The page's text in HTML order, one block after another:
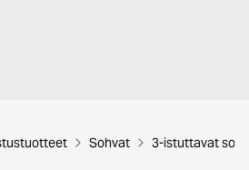
Sohvat 3-istuttavat